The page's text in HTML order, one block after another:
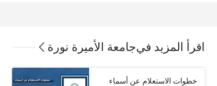
اقرأ المزيد فيجامعة الأميرة نورة
خطوات الاستعلام عن أسماء